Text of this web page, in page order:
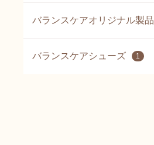
バランスケアオリジナル製品
バランスケアシューズ 1